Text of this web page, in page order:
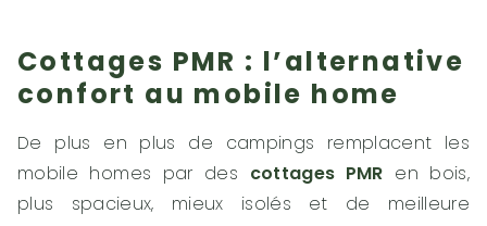
Cottages PMR : l’alternative
confort au mobile home
De plus en plus de campings remplacent les
mobile homes par des cottages PMR en bois,
plus spacieux, mieux isolés et de meilleure